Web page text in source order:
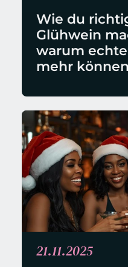
Wie du
Glühwein
warum
mehr können
21.11.2025